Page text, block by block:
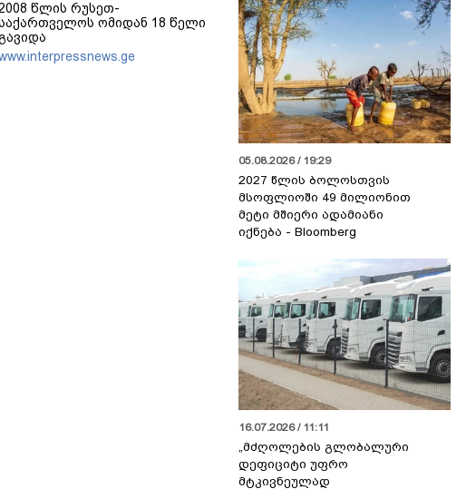
წლის რუსეთ-
ომიდან 18 წელი
05.08.2026 / 19:29
2027 წლის ბოლოსთვის
მსოფლიოში 49 მილიონით
მეტი მშიერი ადამიანი
იქნება - Bloomberg
16.07.2026 / 11:11
„მძღოლების გლობალური
დეფიციტი უფრო
მტკივნეულად